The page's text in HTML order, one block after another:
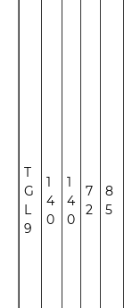
T
G
L
9
1
4
0
1
4
0
7
2
8
5